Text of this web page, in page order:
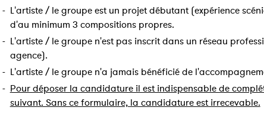
- L'artiste / le groupe est un projet débutant (expérience
d'au minimum 3 compositions propres.
- L'artiste / le groupe n'est pas inscrit dans un réseau
agence).
- L'artiste / le groupe n'a jamais bénéficié de
- Pour déposer la candidature il est indispensable de
suivant. Sans ce formulaire, la candidature est irrecevable.